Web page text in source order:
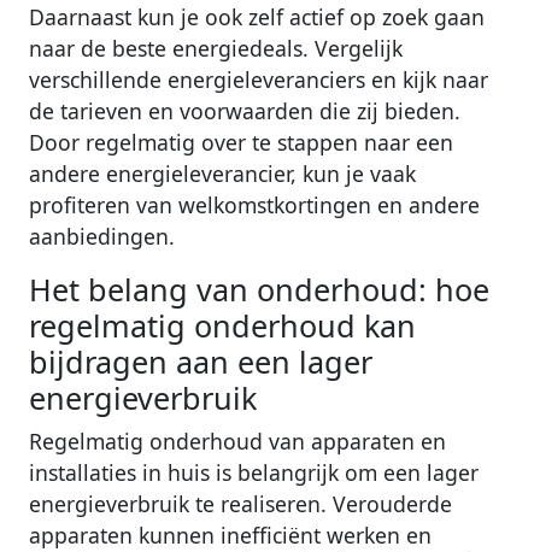
Daarnaast kun je ook zelf actief op zoek gaan
naar de beste energiedeals. Vergelijk
verschillende energieleveranciers en kijk naar
de tarieven en voorwaarden die zij bieden.
Door regelmatig over te stappen naar een
andere energieleverancier, kun je vaak
profiteren van welkomstkortingen en andere
aanbiedingen.
Het belang van onderhoud: hoe
regelmatig onderhoud kan
bijdragen aan een lager
energieverbruik
Regelmatig onderhoud van apparaten en
installaties in huis is belangrijk om een lager
energieverbruik te realiseren. Verouderde
apparaten kunnen inefficiënt werken en